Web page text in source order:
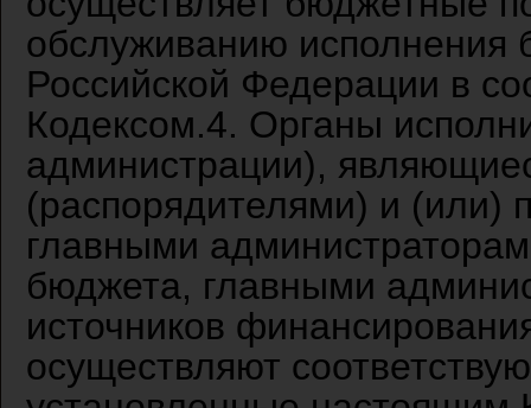
обслуживанию
Российской Федерации в
Кодексом.4. Органы
администрации),
(распорядителями) и (или)
главными
бюджета, главными
источников
осуществляют